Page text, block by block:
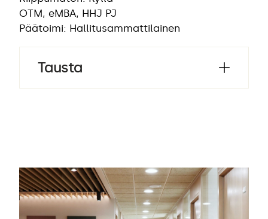
OTM, eMBA, HHJ PJ
Päätoimi: Hallitusammattilainen
Tausta